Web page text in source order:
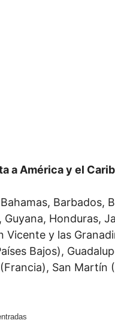
a América y el
Barbados,
Guyana, Honduras,
Vicente y las
Bajos),
San Martín